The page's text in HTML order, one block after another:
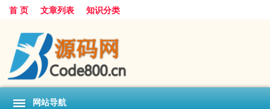
首 页 文章列表 知识分类
网站导航